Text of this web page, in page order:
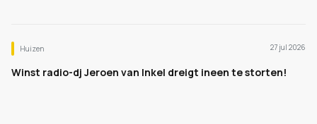
Huizen 27 jul 2026
Winst radio-dj Jeroen van Inkel dreigt ineen te storten!